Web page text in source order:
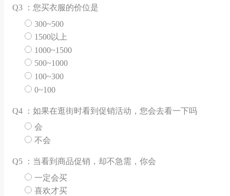
Q3 ：您买衣服的价位是
300~500
1500以上
1000~1500
500~1000
100~300
0~100
Q4 ：如果在逛街时看到促销活动，您会去看一下吗
会
不会
Q5 ：当看到商品促销，却不急需，你会
一定会买
喜欢才买